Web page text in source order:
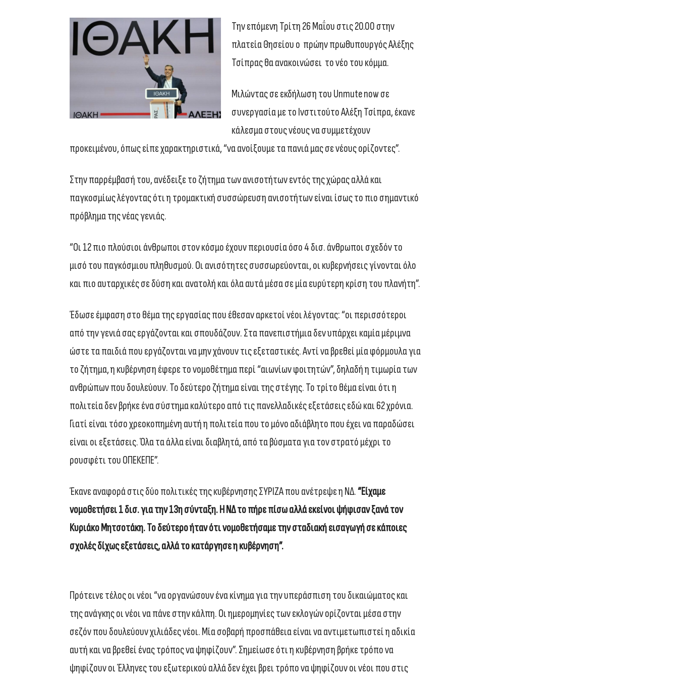
Την επόμενη Τρίτη 26 Μαΐου στις 20.00 στην
πλατεία Θησείου ο πρώην πρωθυπουργός Αλέξης
Τσίπρας θα ανακοινώσει το νέο του κόμμα.
Μιλώντας σε εκδήλωση του Unmute now σε
συνεργασία με το Ινστιτούτο Αλέξη Τσίπρα, έκανε
κάλεσμα στους νέους να συμμετέχουν
προκειμένου, όπως είπε χαρακτηριστικά, “να ανοίξουμε τα πανιά μας σε νέους ορίζοντες”.
Στην παρρέμβασή του, ανέδειξε το ζήτημα των ανισοτήτων εντός της χώρας αλλά και
παγκοσμίως λέγοντας ότι η τρομακτική συσσώρευση ανισοτήτων είναι ίσως το πιο σημαντικό
πρόβλημα της νέας γενιάς.
“Οι 12 πιο πλούσιοι άνθρωποι στον κόσμο έχουν περιουσία όσο 4 δισ. άνθρωποι σχεδόν το
μισό του παγκόσμιου πληθυσμού. Οι ανισότητες συσσωρεύονται, οι κυβερνήσεις γίνονται όλο
και πιο αυταρχικές σε δύση και ανατολή και όλα αυτά μέσα σε μία ευρύτερη κρίση του πλανήτη”.
Έδωσε έμφαση στο θέμα της εργασίας που έθεσαν αρκετοί νέοι λέγοντας: “οι περισσότεροι
από την γενιά σας εργάζονται και σπουδάζουν. Στα πανεπιστήμια δεν υπάρχει καμία μέριμνα
ώστε τα παιδιά που εργάζονται να μην χάνουν τις εξεταστικές. Αντί να βρεθεί μία φόρμουλα για
το ζήτημα, η κυβέρνηση έφερε το νομοθέτημα περί “αιωνίων φοιτητών”, δηλαδή η τιμωρία των
ανθρώπων που δουλεύουν. Το δεύτερο ζήτημα είναι της στέγης. Το τρίτο θέμα είναι ότι η
πολιτεία δεν βρήκε ένα σύστημα καλύτερο από τις πανελλαδικές εξετάσεις εδώ και 62 χρόνια.
Γιατί είναι τόσο χρεοκοπημένη αυτή η πολιτεία που το μόνο αδιάβλητο που έχει να παραδώσει
είναι οι εξετάσεις. Όλα τα άλλα είναι διαβλητά, από τα βύσματα για τον στρατό μέχρι το
ρουσφέτι του ΟΠΕΚΕΠΕ”.
Έκανε αναφορά στις δύο πολιτικές της κυβέρνησης ΣΥΡΙΖΑ που ανέτρεψε η ΝΔ.“Είχαμε
νομοθετήσει 1 δισ. για την 13η σύνταξη. Η ΝΔ το πήρε πίσω αλλά εκείνοι ψήφισαν ξανά τον
Κυριάκο Μητσοτάκη. Το δεύτερο ήταν ότι νομοθετήσαμε την σταδιακή εισαγωγή σε κάποιες
σχολές δίχως εξετάσεις, αλλά το κατάργησε η κυβέρνηση”.
Πρότεινε τέλος οι νέοι “να οργανώσουν ένα κίνημα για την υπεράσπιση του δικαιώματος και
της ανάγκης οι νέοι να πάνε στην κάλπη. Οι ημερομηνίες των εκλογών ορίζονται μέσα στην
σεζόν που δουλεύουν χιλιάδες νέοι. Μία σοβαρή προσπάθεια είναι να αντιμετωπιστεί η αδικία
αυτή και να βρεθεί ένας τρόπος να ψηφίζουν”. Σημείωσε ότι η κυβέρνηση βρήκε τρόπο να
ψηφίζουν οι Έλληνες του εξωτερικού αλλά δεν έχει βρει τρόπο να ψηφίζουν οι νέοι που στις